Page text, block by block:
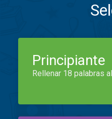
Principiante
Rellenar 18 palabras